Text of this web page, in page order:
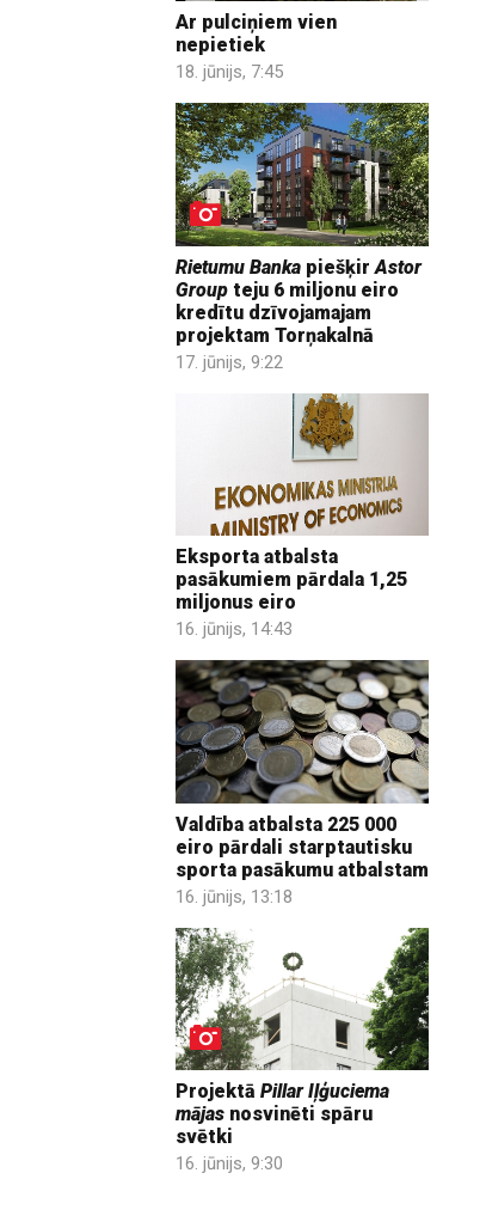
Ar pulciņiem vien
nepietiek
18. jūnijs, 7:45
Rietumu Banka piešķirAstor
Group teju 6 miljonu eiro
kredītu dzīvojamajam
projektam Torņakalnā
17. jūnijs, 9:22
Eksporta atbalsta
pasākumiem pārdala 1,25
miljonus eiro
16. jūnijs, 14:43
Valdība atbalsta 225 000
eiro pārdali starptautisku
sporta pasākumu atbalstam
16. jūnijs, 13:18
Projektā Pillar Iļģuciema
mājas nosvinēti spāru
svētki
16. jūnijs, 9:30